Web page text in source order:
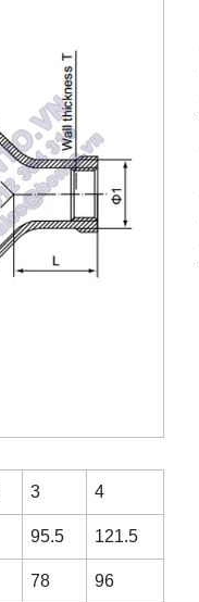
3 4
95.5 121.5
78 96